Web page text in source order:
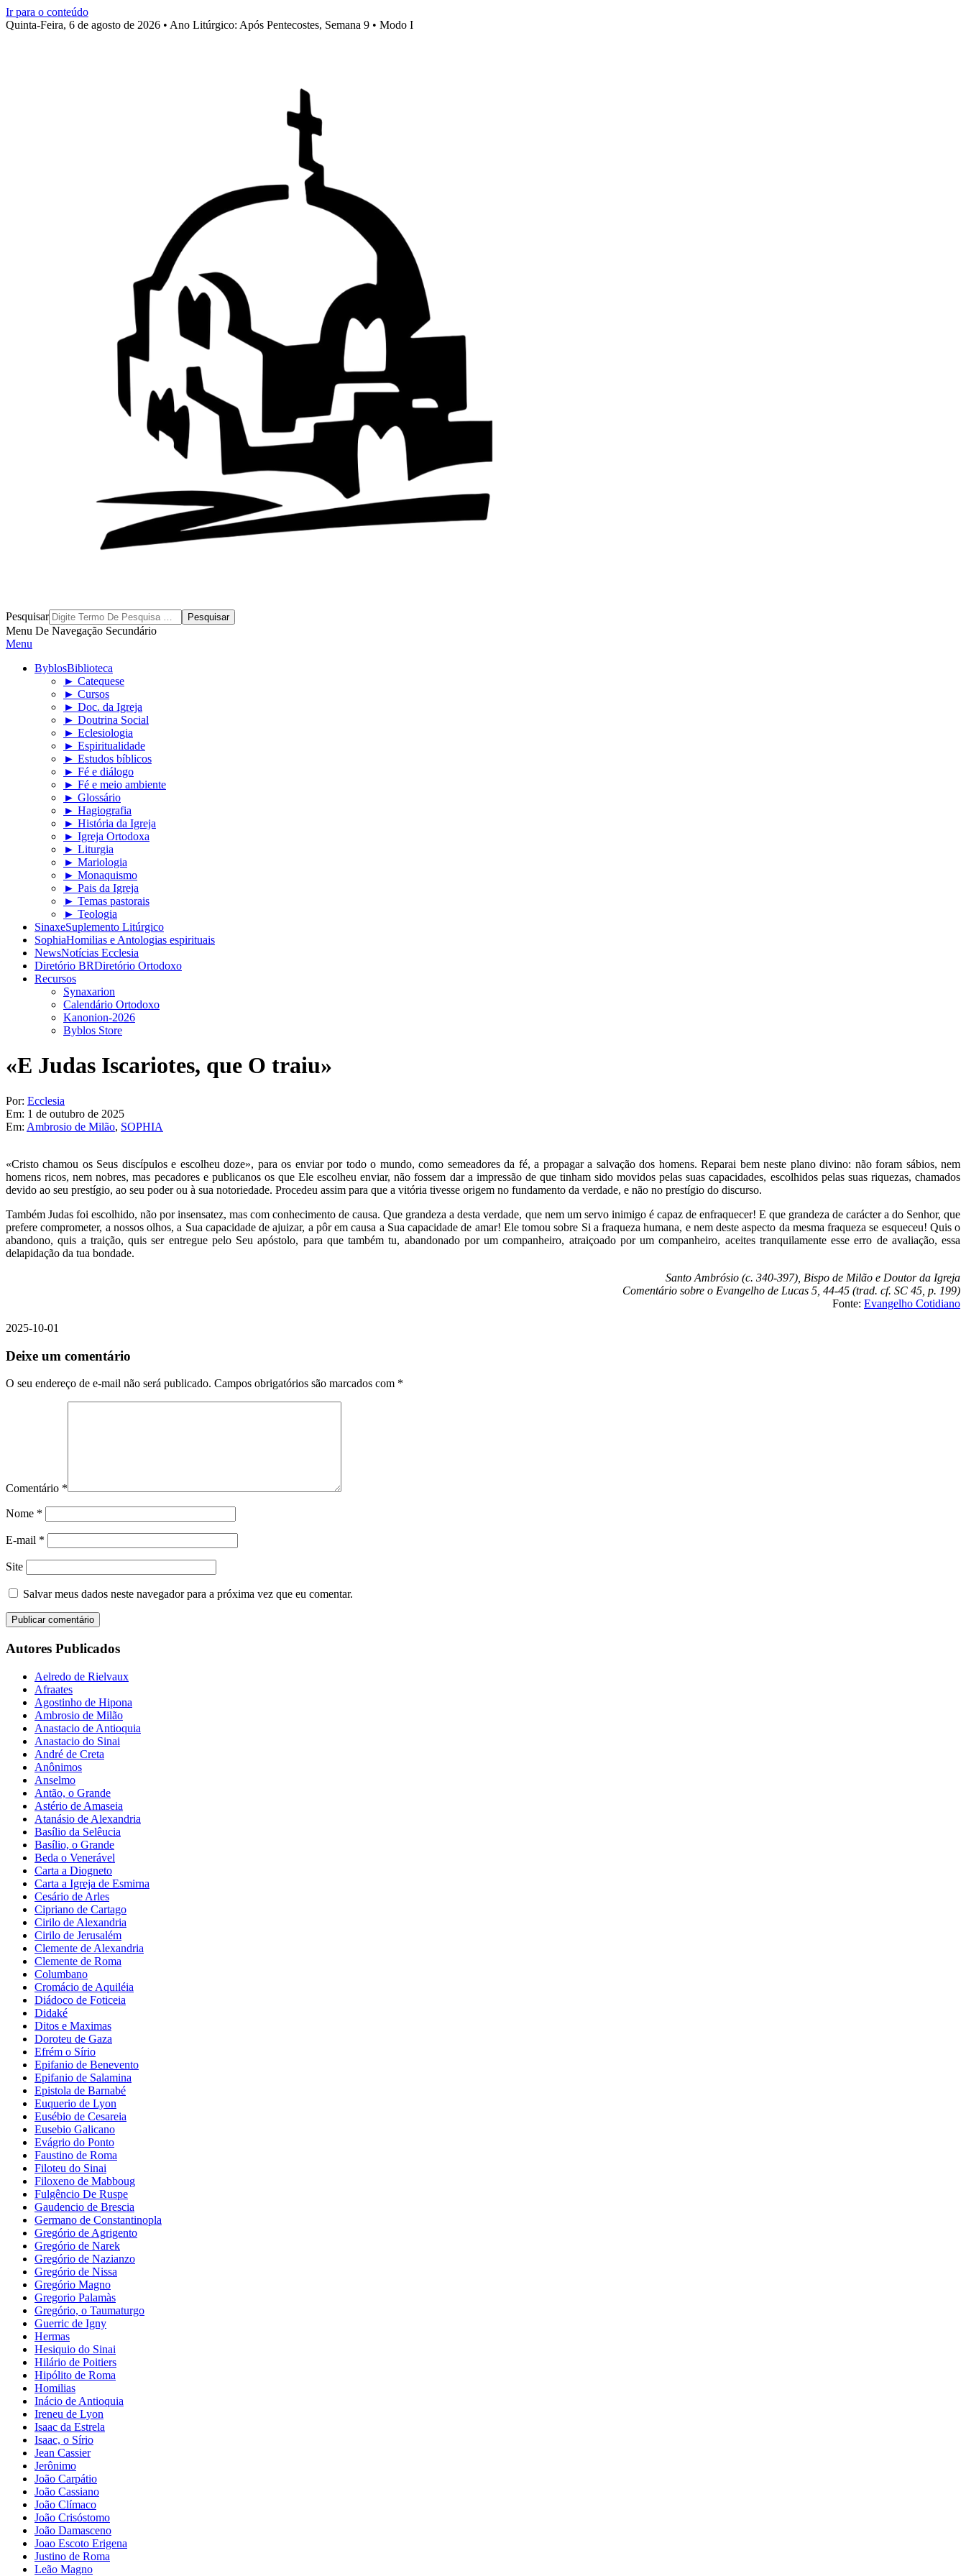
Ir para o conteúdo
Quinta-Feira, 6 de agosto de 2026 • Ano Litúrgico: Após Pentecostes, Semana 9 • Modo I
Byblos
Pesquisar
Menu De Navegação Secundário
Menu
ByblosBiblioteca
► Catequese
► Cursos
► Doc. da Igreja
► Doutrina Social
► Eclesiologia
► Espiritualidade
► Estudos bíblicos
► Fé e diálogo
► Fé e meio ambiente
► Glossário
► Hagiografia
► História da Igreja
► Igreja Ortodoxa
► Liturgia
► Mariologia
► Monaquismo
► Pais da Igreja
► Temas pastorais
► Teologia
SinaxeSuplemento Litúrgico
SophiaHomilias e Antologias espirituais
NewsNotícias Ecclesia
Diretório BRDiretório Ortodoxo
Recursos
Synaxarion
Calendário Ortodoxo
Kanonion-2026
Byblos Store
«E Judas Iscariotes, que O traiu»
Por: Ecclesia
Em: 1 de outubro de 2025
Em: Ambrosio de Milão, SOPHIA
«Cristo chamou os Seus discípulos e escolheu doze», para os enviar por todo o mundo, como semeadores da fé, a propagar a salvação dos homens. Reparai bem neste plano divino: não foram sábios, nem
homens ricos, nem nobres, mas pecadores e publicanos os que Ele escolheu enviar, não fossem dar a impressão de que tinham sido movidos pelas suas capacidades, escolhidos pelas suas riquezas, chamados
devido ao seu prestígio, ao seu poder ou à sua notoriedade. Procedeu assim para que a vitória tivesse origem no fundamento da verdade, e não no prestígio do discurso.
Também Judas foi escolhido, não por insensatez, mas com conhecimento de causa. Que grandeza a desta verdade, que nem um servo inimigo é capaz de enfraquecer! E que grandeza de carácter a do Senhor, que
prefere comprometer, a nossos olhos, a Sua capacidade de ajuizar, a pôr em causa a Sua capacidade de amar! Ele tomou sobre Si a fraqueza humana, e nem deste aspecto da mesma fraqueza se esqueceu! Quis o
abandono, quis a traição, quis ser entregue pelo Seu apóstolo, para que também tu, abandonado por um companheiro, atraiçoado por um companheiro, aceites tranquilamente esse erro de avaliação, essa
delapidação da tua bondade.
Santo Ambrósio (c. 340-397), Bispo de Milão e Doutor da Igreja
Comentário sobre o Evangelho de Lucas 5, 44-45 (trad. cf. SC 45, p. 199)
Fonte: Evangelho Cotidiano
2025-10-01
Deixe um comentário
O seu endereço de e-mail não será publicado. Campos obrigatórios são marcados com *
Comentário *
Nome *
E-mail *
Site
Salvar meus dados neste navegador para a próxima vez que eu comentar.
Autores Publicados
Aelredo de Rielvaux
Afraates
Agostinho de Hipona
Ambrosio de Milão
Anastacio de Antioquia
Anastacio do Sinai
André de Creta
Anônimos
Anselmo
Antão, o Grande
Astério de Amaseia
Atanásio de Alexandria
Basílio da Selêucia
Basílio, o Grande
Beda o Venerável
Carta a Diogneto
Carta a Igreja de Esmirna
Cesário de Arles
Cipriano de Cartago
Cirilo de Alexandria
Cirilo de Jerusalém
Clemente de Alexandria
Clemente de Roma
Columbano
Cromácio de Aquiléia
Diádoco de Foticeia
Didaké
Ditos e Maximas
Doroteu de Gaza
Efrém o Sírio
Epifanio de Benevento
Epifanio de Salamina
Epistola de Barnabé
Euquerio de Lyon
Eusébio de Cesareia
Eusebio Galicano
Evágrio do Ponto
Faustino de Roma
Filoteu do Sinai
Filoxeno de Mabboug
Fulgêncio De Ruspe
Gaudencio de Brescia
Germano de Constantinopla
Gregório de Agrigento
Gregório de Narek
Gregório de Nazianzo
Gregório de Nissa
Gregório Magno
Gregorio Palamàs
Gregório, o Taumaturgo
Guerric de Igny
Hermas
Hesiquio do Sinai
Hilário de Poitiers
Hipólito de Roma
Homilias
Inácio de Antioquia
Ireneu de Lyon
Isaac da Estrela
Isaac, o Sírio
Jean Cassier
Jerônimo
João Carpátio
João Cassiano
João Clímaco
João Crisóstomo
João Damasceno
Joao Escoto Erigena
Justino de Roma
Leão Magno